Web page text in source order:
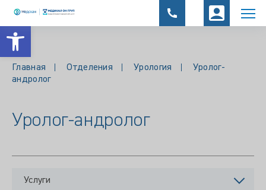
Открыть панель инструментов
Главная Отделения Урология
Уролог-
андролог
Уролог-андролог
Услуги